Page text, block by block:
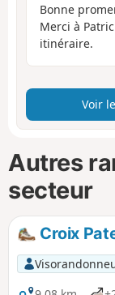
Bonne
Merci à
itinéraire.
Voir
Autres
secteur
Croix